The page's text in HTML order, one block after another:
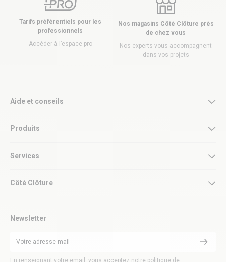
Tarifs préférentiels pour les
professionnels
Accéder à l’espace pro
Nos magasins Côté Clôture près
de chez vous
Nos experts vous accompagnent
dans vos projets
Aide et conseils
Produits
Services
Côté Clôture
Newsletter
En renseignant votre email, vous acceptez notre politique de